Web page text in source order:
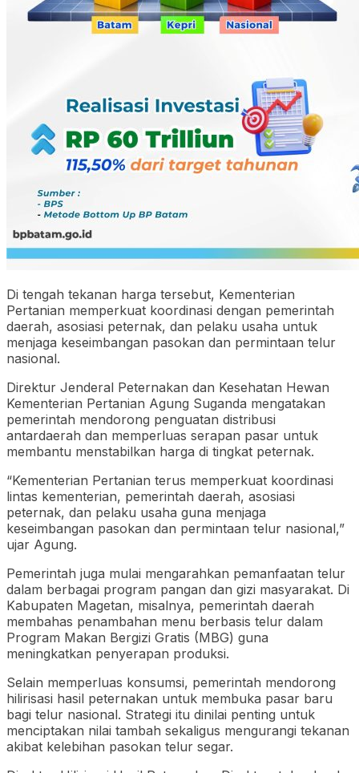
Di tengah tekanan harga tersebut, Kementerian
Pertanian memperkuat koordinasi dengan pemerintah
daerah, asosiasi peternak, dan pelaku usaha untuk
menjaga keseimbangan pasokan dan permintaan telur
nasional.
Direktur Jenderal Peternakan dan Kesehatan Hewan
Kementerian Pertanian Agung Suganda mengatakan
pemerintah mendorong penguatan distribusi
antardaerah dan memperluas serapan pasar untuk
membantu menstabilkan harga di tingkat peternak.
“Kementerian Pertanian terus memperkuat koordinasi
lintas kementerian, pemerintah daerah, asosiasi
peternak, dan pelaku usaha guna menjaga
keseimbangan pasokan dan permintaan telur nasional,”
ujar Agung.
Pemerintah juga mulai mengarahkan pemanfaatan telur
dalam berbagai program pangan dan gizi masyarakat. Di
Kabupaten Magetan, misalnya, pemerintah daerah
membahas penambahan menu berbasis telur dalam
Program Makan Bergizi Gratis (MBG) guna
meningkatkan penyerapan produksi.
Selain memperluas konsumsi, pemerintah mendorong
hilirisasi hasil peternakan untuk membuka pasar baru
bagi telur nasional. Strategi itu dinilai penting untuk
menciptakan nilai tambah sekaligus mengurangi tekanan
akibat kelebihan pasokan telur segar.